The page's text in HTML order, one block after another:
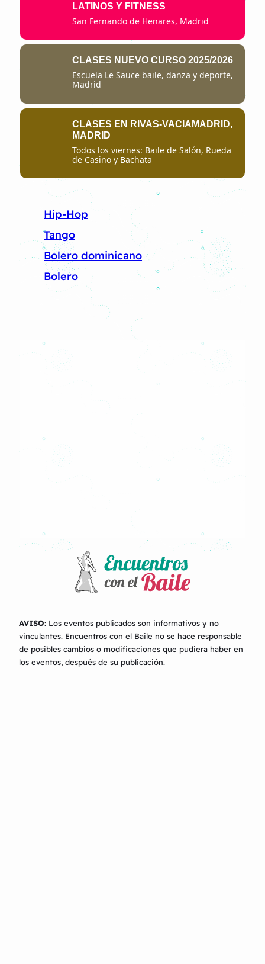
LATINOS Y FITNESS
San Fernando de Henares, Madrid
CLASES NUEVO CURSO 2025/2026
Escuela Le Sauce baile, danza y deporte,
Madrid
CLASES EN RIVAS-VACIAMADRID,
MADRID
Todos los viernes: Baile de Salón, Rueda
de Casino y Bachata
Hip-Hop
Tango
Bolero dominicano
Bolero
AVISO: Los eventos publicados son informativos y no
vinculantes. Encuentros con el Baile no se hace responsable
de posibles cambios o modificaciones que pudiera haber en
los eventos, después de su publicación.